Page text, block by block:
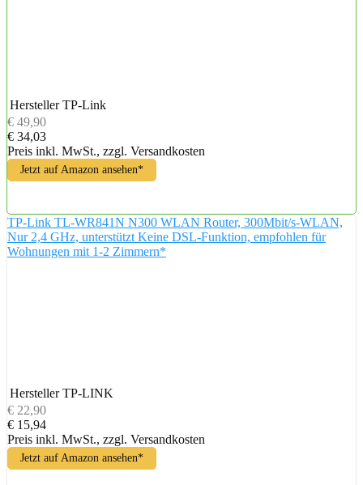
Hersteller TP-Link
€ 49,90
€ 34,03
Preis inkl. MwSt., zzgl. Versandkosten
Jetzt auf Amazon ansehen*
TP-Link TL-WR841N N300 WLAN Router, 300Mbit/s-WLAN,
Nur 2,4 GHz, unterstützt Keine DSL-Funktion, empfohlen für
Wohnungen mit 1-2 Zimmern*
Hersteller TP-LINK
€ 22,90
€ 15,94
Preis inkl. MwSt., zzgl. Versandkosten
Jetzt auf Amazon ansehen*